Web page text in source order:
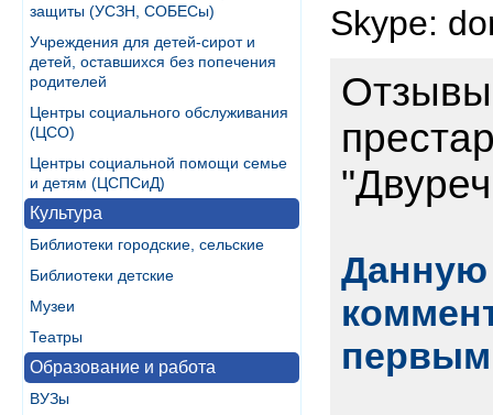
защиты (УСЗН, СОБЕСы)
Учреждения для детей-сирот и
детей, оставшихся без попечения
родителей
Центры социального обслуживания
(ЦСО)
Центры социальной помощи семье
и детям (ЦСПСиД)
Культура
Библиотеки городские, сельские
Библиотеки детские
Музеи
Театры
Образование и работа
ВУЗы
Skype:
Отзывы
Данную